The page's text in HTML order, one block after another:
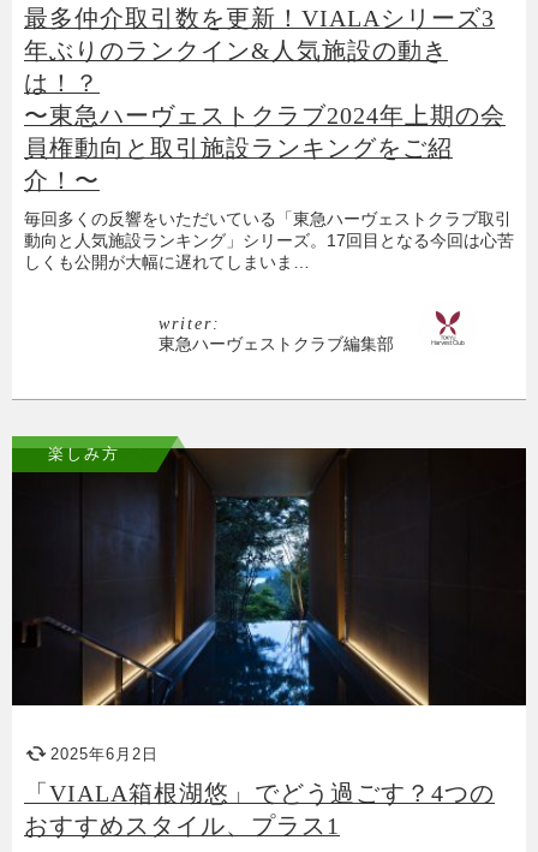
最多仲介取引数を更新！VIALAシリーズ3
年ぶりのランクイン&人気施設の動き
は！？
〜東急ハーヴェストクラブ2024年上期の会
員権動向と取引施設ランキングをご紹
介！〜
毎回多くの反響をいただいている「東急ハーヴェストクラブ取引
動向と人気施設ランキング」シリーズ。17回目となる今回は心苦
しくも公開が大幅に遅れてしまいま…
writer:
東急ハーヴェストクラブ編集部
楽しみ方
2025年6月2日
「VIALA箱根湖悠」でどう過ごす？4つの
おすすめスタイル、プラス1